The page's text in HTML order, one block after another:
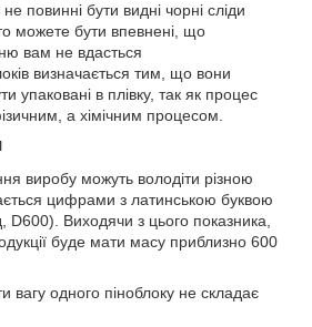
повинні бути видні чорні сліди
можете бути впевнені, що
вам не вдасться
визначається тим, що вони
упаковані в плівку, так як процес
а хімічним процесом.
виробу можуть володіти різною
цифрами з латинською буквою
D600). Виходячи з цього показника,
буде мати масу приблизно 600
вагу одного піноблоку не складає